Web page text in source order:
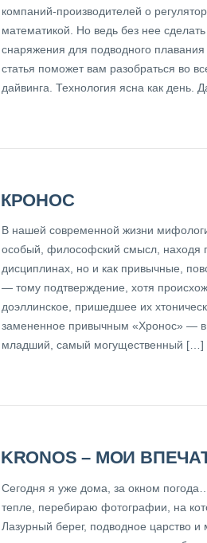
компаний-производителей о
математикой. Но ведь без нее
снаряжения для подводного
статья поможет вам разобраться во
дайвинга. Технология ясна как день.
КРОНОС
В нашей современной жизни
особый, философский смысл, находя
дисциплинах, но и как привычные,
— тому подтверждение, хотя
доэллинское, пришедшее их
замененное привычным «Хронос» —
младший, самый могущественный […]
KRONOS – МОИ
Сегодня я уже дома, за окном
тепле, перебираю фотографии, на
Лазурный берег, подводное царство